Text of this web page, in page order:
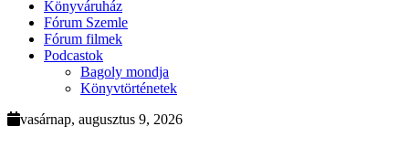
Könyváruház
Fórum Szemle
Fórum filmek
Podcastok
Bagoly mondja
Könyvtörténetek
vasárnap, augusztus 9, 2026